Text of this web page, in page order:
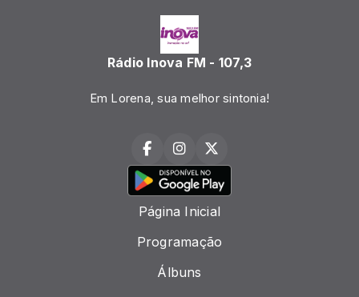
Rádio Inova FM - 107,3
Em Lorena, sua melhor sintonia!
Página Inicial
Programação
Álbuns